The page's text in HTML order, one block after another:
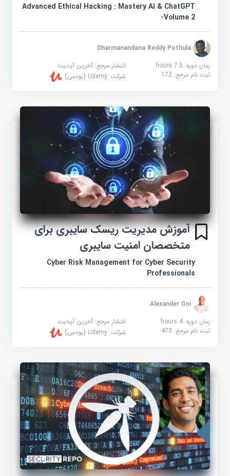
Advanced Ethical Hacking : Mastery AI & ChatGPT
-Volume 2
Dharmanandana Reddy Pothula
زمان دوره: 7.5 hours
انتشار مرجع:آخرین آپدیت
ثبت نام مرجع:172 شرکت:Udemy (یودمی)
آموزش مدیریت ریسک سایبری برای
متخصصان امنیت سایبری
Cyber Risk Management for Cyber Security
Professionals
Alexander Oni
زمان دوره: 4 hours
انتشار مرجع:آخرین آپدیت
ثبت نام مرجع:473 شرکت:Udemy (یودمی)